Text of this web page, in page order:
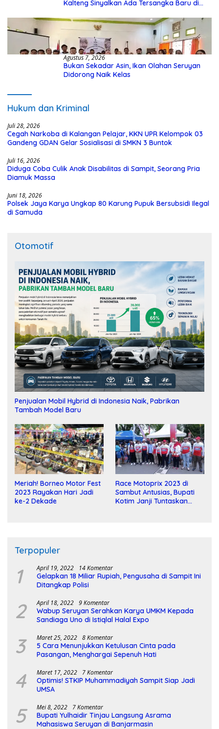
Kalteng Sinyalkan Ada Tersangka Baru di
Agustus 7, 2026
Bukan Sekadar Asin, Ikan Olahan Seruyan
Didorong Naik Kelas
Hukum dan Kriminal
Juli 28, 2026
Cegah Narkoba di Kalangan Pelajar, KKN UPR Kelompok 03
Gandeng GDAN Gelar Sosialisasi di SMKN 3 Buntok
Juli 16, 2026
Diduga Coba Culik Anak Disabilitas di Sampit, Seorang Pria
Diamuk Massa
Juni 18, 2026
Polsek Jaya Karya Ungkap 80 Karung Pupuk Bersubsidi Ilegal
di Samuda
Otomotif
Penjualan Mobil Hybrid di Indonesia Naik, Pabrikan
Tambah Model Baru
Meriah! Borneo Motor Fest
2023 Rayakan Hari Jadi
ke-2 Dekade
Race Motoprix 2023 di
Sambut Antusias, Bupati
Kotim Janji Tuntaskan
Terpopuler
1 April 19, 2022 14 Komentar
Gelapkan 18 Miliar Rupiah, Pengusaha di Sampit Ini
Ditangkap Polisi
2 April 18, 2022 9 Komentar
Wabup Seruyan Serahkan Karya UMKM Kepada
Sandiaga Uno di Istiqlal Halal Expo
3 Maret 25, 2022 8 Komentar
5 Cara Menunjukkan Ketulusan Cinta pada
Pasangan, Menghargai Sepenuh Hati
4 Maret 17, 2022 7 Komentar
Optimis! STKIP Muhammadiyah Sampit Siap Jadi
UMSA
5 Mei 8, 2022 7 Komentar
Bupati Yulhaidir Tinjau Langsung Asrama
Mahasiswa Seruyan di Banjarmasin